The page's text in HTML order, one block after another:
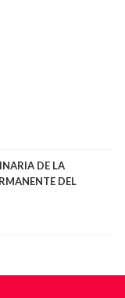
DE LA
DEL